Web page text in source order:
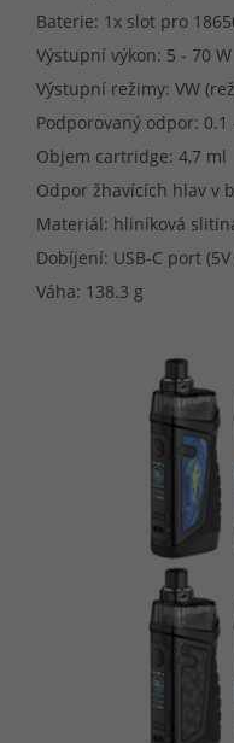
Baterie: 1x slot pro
Výstupní výkon: 5 - 70 W
Výstupní režimy: VW
Podporovaný odpor:
Objem cartridge: 4,7 ml
Odpor žhavících hlav v
Materiál: hliníková
Dobíjení: USB-C port
Váha: 138.3 g